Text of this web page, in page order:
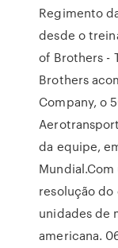
Regimento
desde o
of Brothers -
Brothers
Company, o
da equipe,
resolução do
unidades de
americana.